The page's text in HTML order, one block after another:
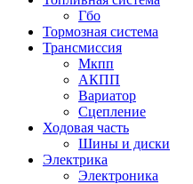
Гбо
Тормозная система
Трансмиссия
Мкпп
АКПП
Вариатор
Сцепление
Ходовая часть
Шины и диски
Электрика
Электроника